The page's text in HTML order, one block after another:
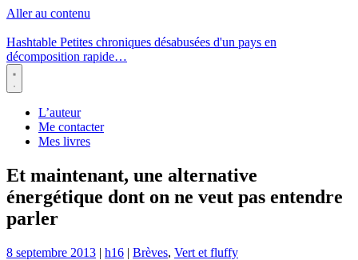
Aller au contenu
Hashtable Petites chroniques désabusées d'un pays en
décomposition rapide…
Menu
L’auteur
Me contacter
Mes livres
Et maintenant, une alternative
énergétique dont on ne veut pas entendre
parler
8 septembre 2013 | h16 | Brèves, Vert et fluffy